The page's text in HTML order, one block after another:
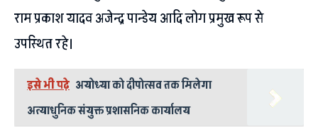
राम प्रकाश यादव अजेन्द्र पान्डेय आदि लोग प्रमुख रूप से
उपस्थित रहे।
इसे भी पढ़े अयोध्या को दीपोत्सव तक मिलेगा
अत्याधुनिक संयुक्त प्रशासनिक कार्यालय